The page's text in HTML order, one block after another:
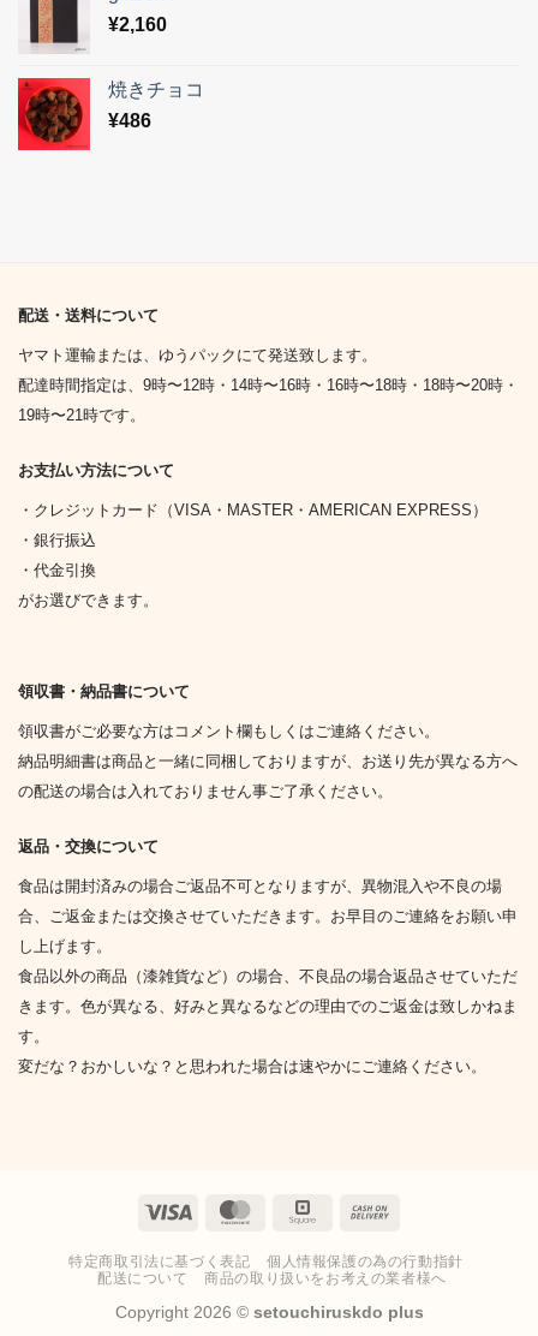
¥2,160
焼きチョコ
¥486
配送・送料について
ヤマト運輸または、ゆうパックにて発送致します。
配達時間指定は、9時〜12時・14時〜16時・16時〜18時・18時〜20時・
19時〜21時です。
お支払い方法について
・クレジットカード（VISA・MASTER・AMERICAN EXPRESS）
・銀行振込
・代金引換
がお選びできます。
領収書・納品書について
領収書がご必要な方はコメント欄もしくはご連絡ください。
納品明細書は商品と一緒に同梱しておりますが、お送り先が異なる方へ
の配送の場合は入れておりません事ご了承ください。
返品・交換について
食品は開封済みの場合ご返品不可となりますが、異物混入や不良の場
合、ご返金または交換させていただきます。お早目のご連絡をお願い申
し上げます。
食品以外の商品（漆雑貨など）の場合、不良品の場合返品させていただ
きます。色が異なる、好みと異なるなどの理由でのご返金は致しかねま
す。
変だな？おかしいな？と思われた場合は速やかにご連絡ください。
Visa MasterCardSquare
Delivery
特定商取引法に基づく表記
個人情報保護の為の行動指針
配送について
商品の取り扱いをお考えの業者様へ
Copyright 2026 © setouchiruskdo plus